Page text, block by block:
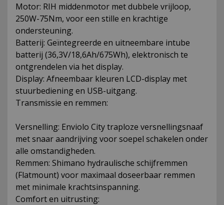
Motor: RIH middenmotor met dubbele vrijloop,
250W-75Nm, voor een stille en krachtige
ondersteuning.
Batterij: Geïntegreerde en uitneembare intube
batterij (36,3V/18,6Ah/675Wh), elektronisch te
ontgrendelen via het display.
Display: Afneembaar kleuren LCD-display met
stuurbediening en USB-uitgang.
Transmissie en remmen:
Versnelling: Enviolo City traploze versnellingsnaaf
met snaar aandrijving voor soepel schakelen onder
alle omstandigheden.
Remmen: Shimano hydraulische schijfremmen
(Flatmount) voor maximaal doseerbaar remmen
met minimale krachtsinspanning.
Comfort en uitrusting: